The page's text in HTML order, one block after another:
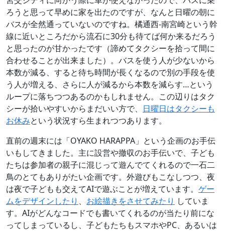
ろうと思って早めに家を出たのですが、なんと日曜の朝に
バスが全然通っていないのですね。橘通西-南宮崎という幹
線に近いところだから流石に30分も待てば何か来るだろう
と思ったのが甘かったです（諦めてタクシーを拾って間に
合わせることが出来ました）。バスを使う人が少ないから
本数が減る、すると待ち時間が長くなるので別の手段を使
う人が増える、さらに人が減るから本数を減らす…という
ループに落ちつつあるのかもしれません。この辺りはタク
シーが拾いやすいからまだいい方で、 日曜日はタクシーも
お休みという状況すら生まれつつあります。
直前の週末には「OYAKO HARAPPA」という企画のお手伝
いもしてきました。主に設営や撤収のお手伝いで、子ども
たちは参加者の親子に混じって遊んでてくれるので一石二
鳥のとてもありがたい企画です。外遊びもこなしつつ、夜
は夜で子どもも交えてAIで遊ぶことが増えています。 ゲー
ムをデザインしたり 、 お絵描きをさせてみたり していま
す。AIがどんなコードでも書いてくれるのが当たり前にな
ってしまっているし、子どもたちもスマホやPC、あるいは